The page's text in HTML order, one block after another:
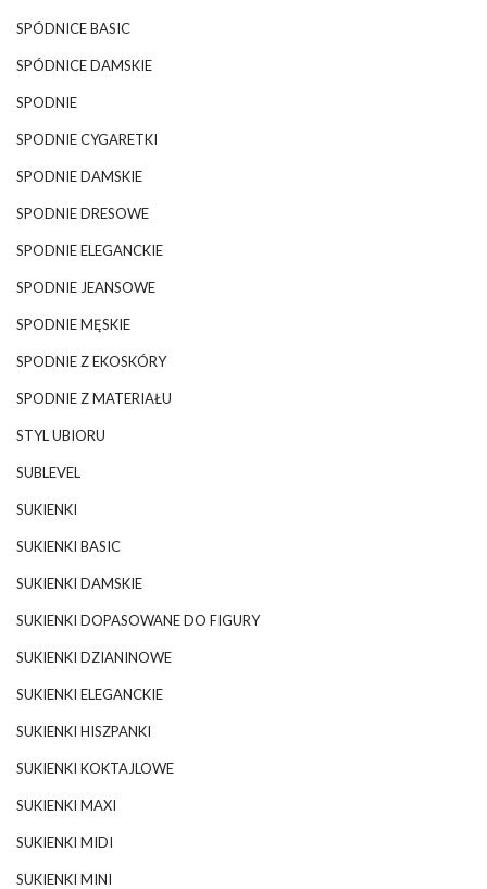
SPÓDNICE BASIC
SPÓDNICE DAMSKIE
SPODNIE
SPODNIE CYGARETKI
SPODNIE DAMSKIE
SPODNIE DRESOWE
SPODNIE ELEGANCKIE
SPODNIE JEANSOWE
SPODNIE MĘSKIE
SPODNIE Z EKOSKÓRY
SPODNIE Z MATERIAŁU
STYL UBIORU
SUBLEVEL
SUKIENKI
SUKIENKI BASIC
SUKIENKI DAMSKIE
SUKIENKI DOPASOWANE DO FIGURY
SUKIENKI DZIANINOWE
SUKIENKI ELEGANCKIE
SUKIENKI HISZPANKI
SUKIENKI KOKTAJLOWE
SUKIENKI MAXI
SUKIENKI MIDI
SUKIENKI MINI